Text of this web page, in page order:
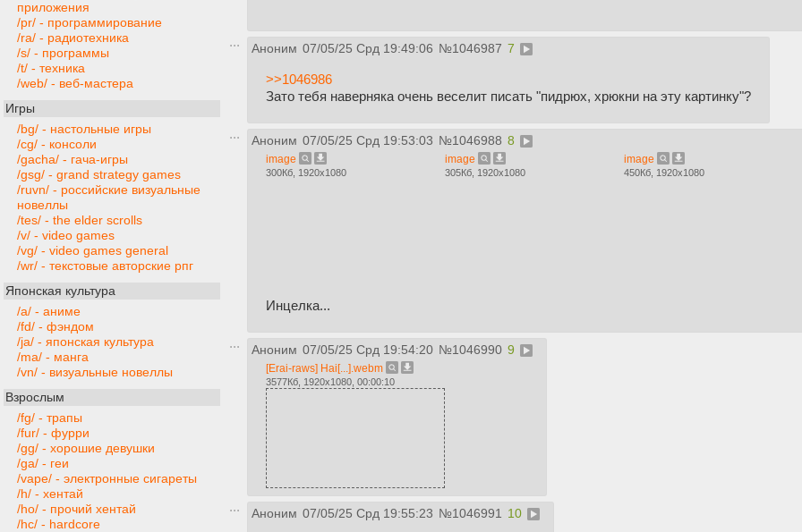
приложения
/pr/ - программирование
/ra/ - радиотехника
/s/ - программы
/t/ - техника
/web/ - веб-мастера
Игры
/bg/ - настольные игры
/cg/ - консоли
/gacha/ - гача-игры
/gsg/ - grand strategy games
/ruvn/ - российские визуальные
новеллы
/tes/ - the elder scrolls
/v/ - video games
/vg/ - video games general
/wr/ - текстовые авторские рпг
Японская культура
/a/ - аниме
/fd/ - фэндом
/ja/ - японская культура
/ma/ - манга
/vn/ - визуальные новеллы
Взрослым
/fg/ - трапы
/fur/ - фурри
/gg/ - хорошие девушки
/ga/ - геи
/vape/ - электронные сигареты
/h/ - хентай
/ho/ - прочий хентай
/hc/ - hardcore
Аноним 07/05/25 Срд 19:49:06 №1046987 7
>>1046986
Зато тебя наверняка очень веселит писать "пидрюх, хрюкни на эту картинку"?
Аноним 07/05/25 Срд 19:53:03 №1046988 8
image
300Кб, 1920x1080
image
305Кб, 1920x1080
image
450Кб, 1920x1080
Инцелка...
Аноним 07/05/25 Срд 19:54:20 №1046990 9
[Erai-raws] Hai[...].webm
3577Кб, 1920x1080, 00:00:10
Аноним 07/05/25 Срд 19:55:23 №1046991 10